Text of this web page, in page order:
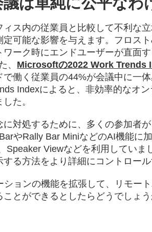
ィス内の従業員と比較して不利な
可能な影響を与えます。フロス
ーク時にエンドユーザーが直面
、 Microsoftの2022 Work Trends
働く従業員の44%が会議中に一
Indexによると、非効率的なオ
た。
対処するために、多くの参加者
やRally Bar MiniなどのAI機能に
Speaker Viewなどを利用していま
る方法をより詳細にコントロー
ションの機能を拡張して、リモー
とができるとしたらどうでしょう